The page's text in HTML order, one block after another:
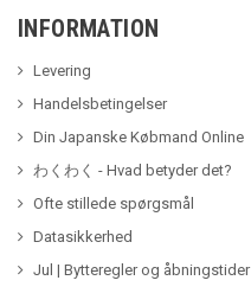
INFORMATION
Levering
Handelsbetingelser
Din Japanske Købmand Online
わくわく - Hvad betyder det?
Ofte stillede spørgsmål
Datasikkerhed
Jul | Bytteregler og åbningstider